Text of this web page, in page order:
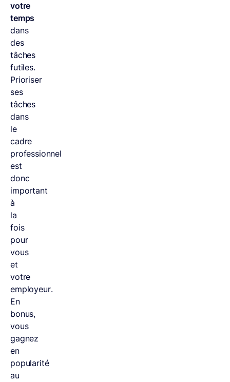
votre
temps
dans
des
tâches
futiles.
Prioriser
ses
tâches
dans
le
cadre
professionnel
est
donc
important
à
la
fois
pour
vous
et
votre
employeur.
En
bonus,
vous
gagnez
en
popularité
au